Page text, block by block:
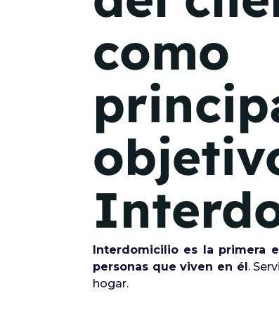
como
Interdomicilio es la primera
personas que viven en él.
hogar.